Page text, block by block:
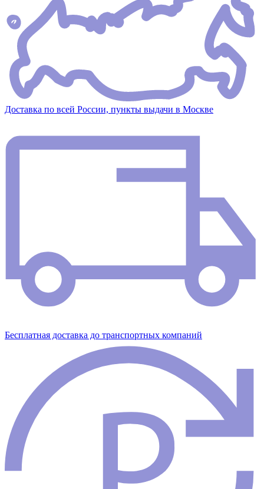
Доставка по всей России, пункты выдачи в Москве
Бесплатная доставка до транспортных компаний